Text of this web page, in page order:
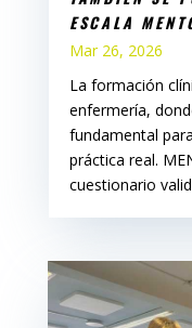
ESCALA
Mar 26, 2026
La formación
enfermería,
fundamental
práctica real.
cuestionario